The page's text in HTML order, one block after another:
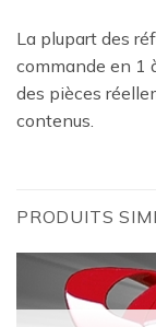
La plupart des
commande en 1
des pièces
contenus.
PRODUITS